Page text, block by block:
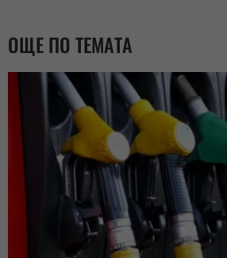
ОЩЕ ПО ТЕМАТА